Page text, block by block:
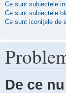
Ce sunt subiectele
Ce sunt subiectele
Ce sunt iconiţele de
De ce